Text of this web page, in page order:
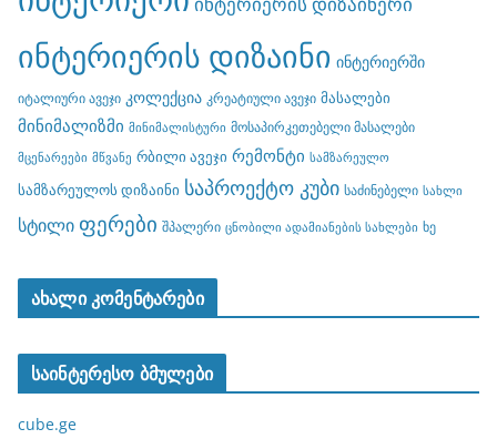
ინტერიერის დიზაინი ინტერიერში
იტალიური ავეჯი კოლექცია კრეატიული ავეჯი მასალები
მინიმალიზმი მინიმალისტური მოსაპირკეთებელი მასალები
მცენარეები მწვანე რბილი ავეჯი რემონტი სამზარეულო
სამზარეულოს დიზაინი საპროექტო კუბი საძინებელი სახლი
სტილი ფერები შპალერი ცნობილი ადამიანების სახლები ხე
ახალი კომენტარები
საინტერესო ბმულები
cube.ge